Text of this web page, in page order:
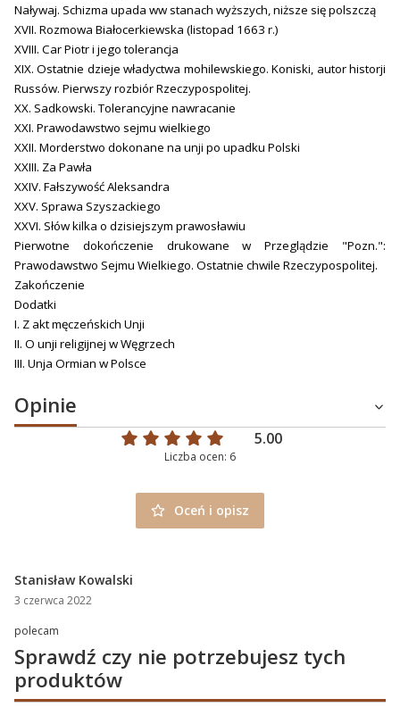
Naływaj. Schizma upada ww stanach wyższych, niższe się polszczą
XVII. Rozmowa Białocerkiewska (listopad 1663 r.)
XVIII. Car Piotr i jego tolerancja
XIX. Ostatnie dzieje władyctwa mohilewskiego. Koniski, autor historji
Russów. Pierwszy rozbiór Rzeczypospolitej.
XX. Sadkowski. Tolerancyjne nawracanie
XXI. Prawodawstwo sejmu wielkiego
XXII. Morderstwo dokonane na unji po upadku Polski
XXIII. Za Pawła
XXIV. Fałszywość Aleksandra
XXV. Sprawa Szyszackiego
XXVI. Słów kilka o dzisiejszym prawosławiu
Pierwotne dokończenie drukowane w Przeglądzie "Pozn.":
Prawodawstwo Sejmu Wielkiego. Ostatnie chwile Rzeczypospolitej.
Zakończenie
Dodatki
I. Z akt męczeńskich Unji
II. O unji religijnej w Węgrzech
III. Unja Ormian w Polsce
Opinie
5.00
Liczba ocen: 6
Oceń i opisz
Stanisław Kowalski
3 czerwca 2022
polecam
Sprawdź czy nie potrzebujesz tych
produktów